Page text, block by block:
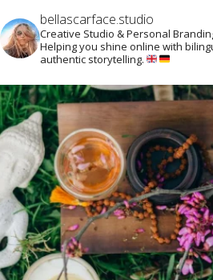
bellascarface.studio
Creative Studio & Personal
Helping you shine online with
authentic storytelling.